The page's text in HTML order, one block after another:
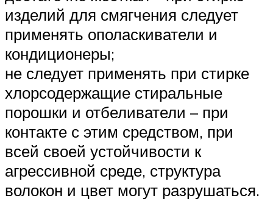
изделий для смягчения следует
применять ополаскиватели и
кондиционеры;
не следует применять при стирке
хлорсодержащие стиральные
порошки и отбеливатели – при
контакте с этим средством, при
всей своей устойчивости к
агрессивной среде, структура
волокон и цвет могут разрушаться.